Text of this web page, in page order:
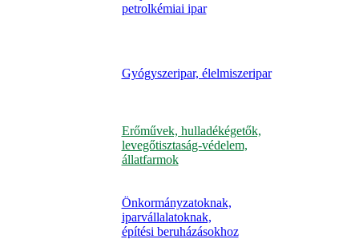
petrolkémiai ipar
Gyógyszeripar, élelmiszeripar
Erőművek, hulladékégetők,
levegőtisztaság-védelem,
állatfarmok
Önkormányzatoknak,
iparvállalatoknak,
építési beruházásokhoz